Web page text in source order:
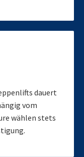
dauert
vom
wählen stets